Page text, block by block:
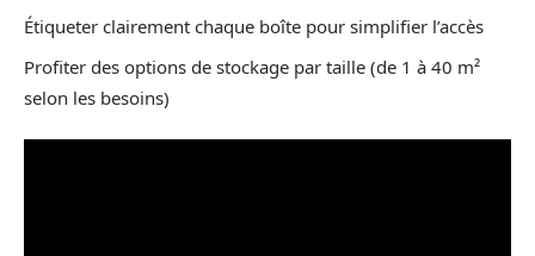
Étiqueter clairement chaque boîte pour simplifier l’accès
Profiter des options de stockage par taille (de 1 à 40 m²
selon les besoins)